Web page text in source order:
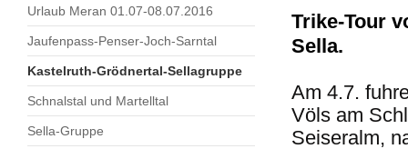
Urlaub Meran 01.07-08.07.2016
Jaufenpass-Penser-Joch-Sarntal
Kastelruth-Grödnertal-Sellagruppe
Schnalstal und Martelltal
Sella-Gruppe
Trike-Tour
Sella.
Am 4.7.
Völs am
Seiseralm,